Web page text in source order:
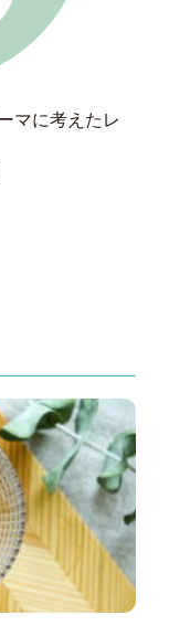
マに考えたレ